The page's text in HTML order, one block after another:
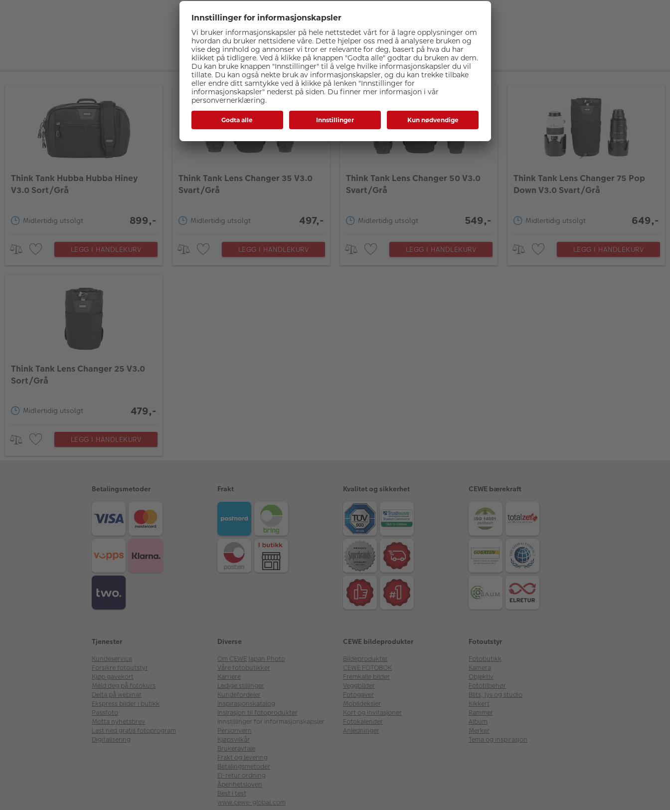
Relaterte produkter
Think Tank Hubba Hubba Hiney
V3.0 Sort/Grå
Midlertidig utsolgt 899,-
LEGG I HANDLEKURV
Think Tank Lens Changer 35 V3.0
Svart/Grå
Midlertidig utsolgt 497,-
LEGG I HANDLEKURV
Think Tank Lens Changer 50 V3.0
Svart/Grå
Midlertidig utsolgt 549,-
LEGG I HANDLEKURV
Think Tank Lens Changer 75 Pop
Down V3.0 Svart/Grå
Midlertidig utsolgt 649,-
LEGG I HANDLEKURV
Think Tank Lens Changer 25 V3.0
Sort/Grå
Midlertidig utsolgt 479,-
LEGG I HANDLEKURV
Betalingsmetoder Frakt Kvalitet og sikkerhet CEWE bærekraft
Tjenester
Kundeservice
Forsikre fotoutstyr
Kjøp gavekort
Meld deg på fotokurs
Delta på webinar
Ekspress bilder i butikk
Passfoto
Motta nyhetsbrev
Last ned gratis fotoprogram
Digitalisering
Diverse
Om CEWE Japan Photo
Våre fotobutikker
Karriere
Ledige stillinger
Kundefordeler
Inspirasjonskatalog
Insirasjon til fotoprodukter
Innstillinger for informasjonskapsler
Personvern
Kjøpsvilkår
Brukeravtale
Frakt og levering
Betalingsmetoder
El-retur ordning
Åpenhetsloven
Best i test
www.cewe-global.com
CEWE bildeprodukter
Bildeprodukter
CEWE FOTOBOK
Fremkalle bilder
Veggbilder
Fotogaver
Mobildeksler
Kort og invitasjoner
Fotokalender
Anledninger
Fotoutstyr
Fotobutikk
Kamera
Objektiv
Fototilbehør
Blits, lys og studio
Kikkert
Rammer
Album
Merker
Tema og inspirasjon